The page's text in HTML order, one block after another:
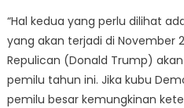
“Hal kedua yang perlu dilihat
yang akan terjadi di November
Repulican (Donald Trump)
pemilu tahun ini. Jika kubu
pemilu besar kemungkinan